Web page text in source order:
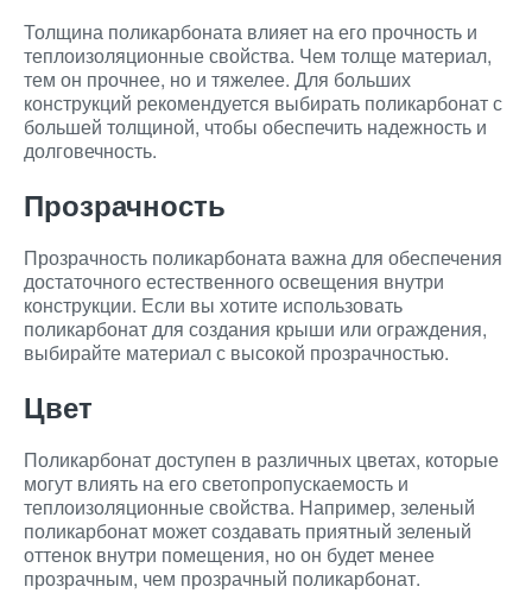
Толщина поликарбоната влияет на его прочность и
теплоизоляционные свойства. Чем толще материал,
тем он прочнее, но и тяжелее. Для больших
конструкций рекомендуется выбирать поликарбонат с
большей толщиной, чтобы обеспечить надежность и
долговечность.
Прозрачность
Прозрачность поликарбоната важна для обеспечения
достаточного естественного освещения внутри
конструкции. Если вы хотите использовать
поликарбонат для создания крыши или ограждения,
выбирайте материал с высокой прозрачностью.
Цвет
Поликарбонат доступен в различных цветах, которые
могут влиять на его светопропускаемость и
теплоизоляционные свойства. Например, зеленый
поликарбонат может создавать приятный зеленый
оттенок внутри помещения, но он будет менее
прозрачным, чем прозрачный поликарбонат.